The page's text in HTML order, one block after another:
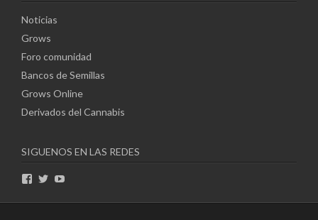
Noticias
Grows
Foro comunidad
Bancos de Semillas
Grows Online
Derivados del Cannabis
SIGUENOS EN LAS REDES
Ver
de
Ver
de de